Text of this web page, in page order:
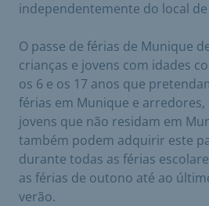
independentemente do local
O passe de férias de Munique
crianças e jovens com idades
os 6 e os 17 anos que
férias em Munique e arredores,
jovens que não residam em
também podem adquirir este
durante todas as férias
as férias de outono até ao
verão.